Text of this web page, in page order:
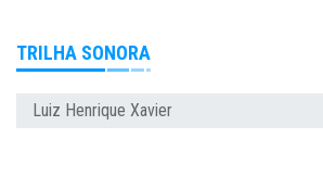
TRILHA SONORA
Luiz Henrique Xavier